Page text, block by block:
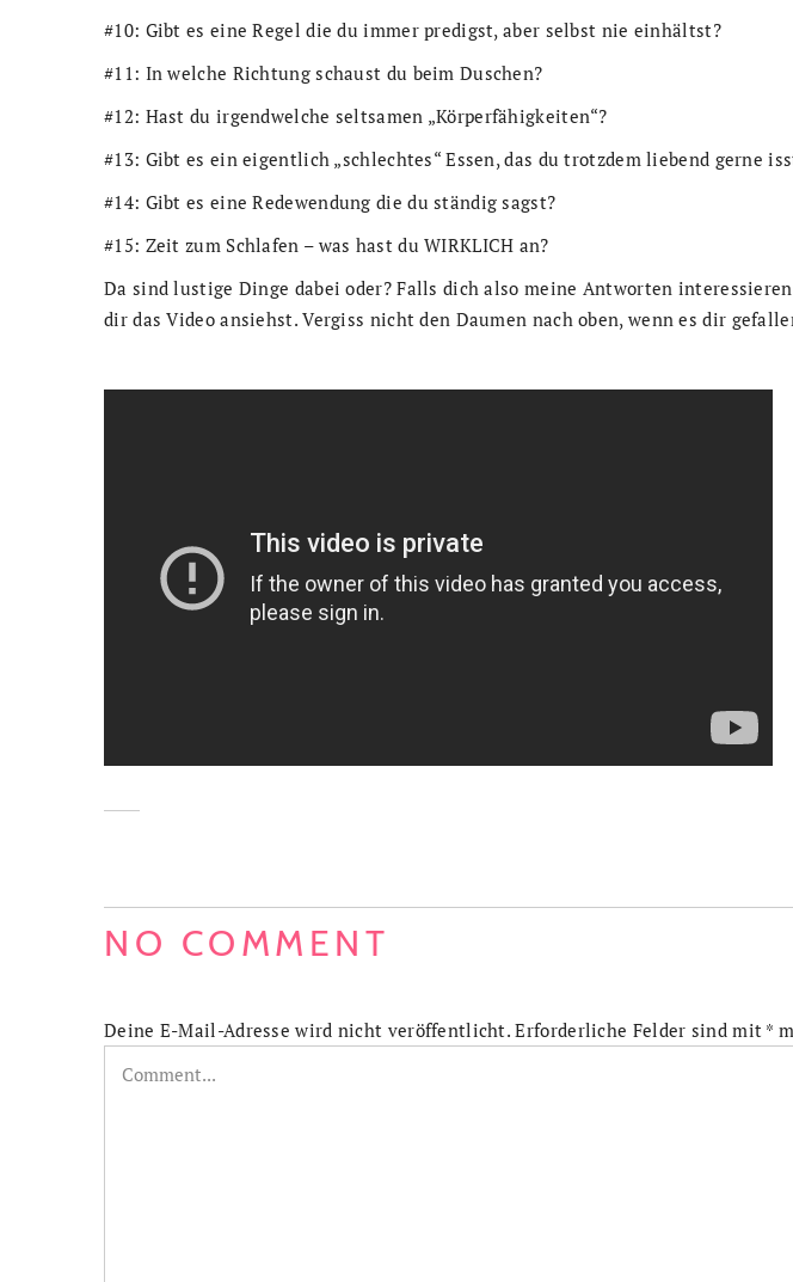
#10: Gibt es eine Regel die du immer predigst, aber selbst nie einhältst?
#11: In welche Richtung schaust du beim Duschen?
#12: Hast du irgendwelche seltsamen „Körperfähigkeiten“?
#13: Gibt es ein eigentlich „schlechtes“ Essen, das du trotzdem liebend gerne
#14: Gibt es eine Redewendung die du ständig sagst?
#15: Zeit zum Schlafen – was hast du WIRKLICH an?
Da sind lustige Dinge dabei oder? Falls dich also meine Antworten
dir das Video ansiehst. Vergiss nicht den Daumen nach oben, wenn es dir
NO COMMENT
Deine E-Mail-Adresse wird nicht veröffentlicht. Erforderliche Felder sind mit *